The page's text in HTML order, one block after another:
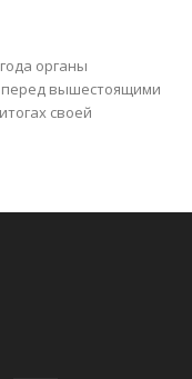
органы
перед вышестоящими
своей